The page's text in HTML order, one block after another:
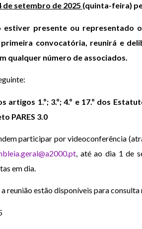
de setembro de 2025 (quinta-feira)
estiver presente ou representado
convocatória, reunirá e
qualquer número de associados.
artigos 1.º; 3.º; 4.º e 17.º dos
PARES 3.0
participar por videoconferência
, até ao dia 1 de
em dia.
reunião estão disponíveis para consulta